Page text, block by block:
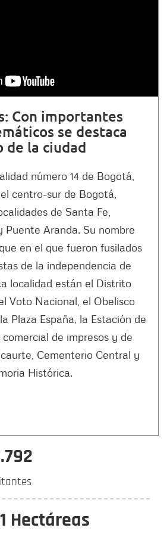
Con importantes
se destaca
de la ciudad
número 14 de Bogotá,
centro-sur de Bogotá,
de Santa Fe,
Aranda. Su nombre
en el que fueron fusilados
de la independencia de
localidad están el Distrito
Voto Nacional, el Obelisco
Plaza España, la Estación de
comercial de impresos y de
Cementerio Central y
Histórica.
Hectáreas